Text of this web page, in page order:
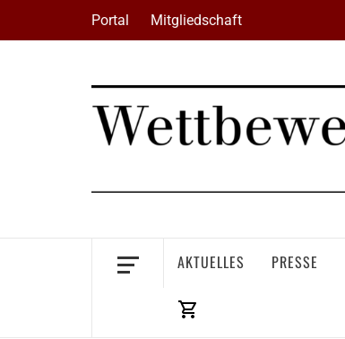
Portal Mitgliedschaft
AKTUELLES PRESSE